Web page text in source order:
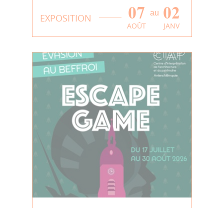
EXPOSITION 07
AOÛT
au 02
JANV